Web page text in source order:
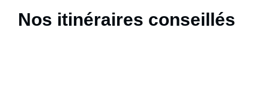
Nos itinéraires conseillés